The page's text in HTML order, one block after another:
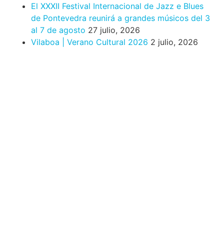
El XXXII Festival Internacional de Jazz e Blues
de Pontevedra reunirá a grandes músicos del 3
al 7 de agosto 27 julio, 2026
Vilaboa | Verano Cultural 2026 2 julio, 2026